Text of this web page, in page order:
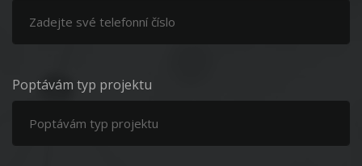
Poptávám typ projektu